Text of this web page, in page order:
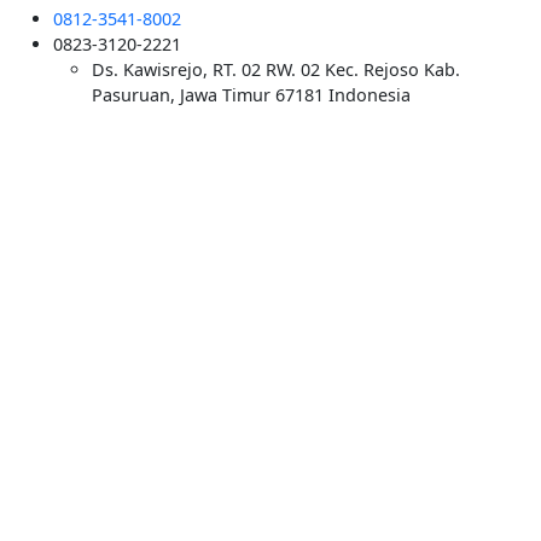
0812-3541-8002
0823-3120-2221
Ds. Kawisrejo, RT. 02 RW. 02 Kec. Rejoso Kab.
Pasuruan, Jawa Timur 67181 Indonesia